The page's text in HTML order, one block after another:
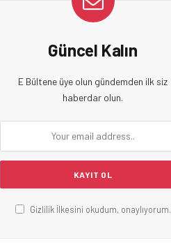
Güncel Kalın
E Bültene üye olun gündemden ilk siz
haberdar olun.
Gizlilik İlkesini okudum, onaylıyorum.